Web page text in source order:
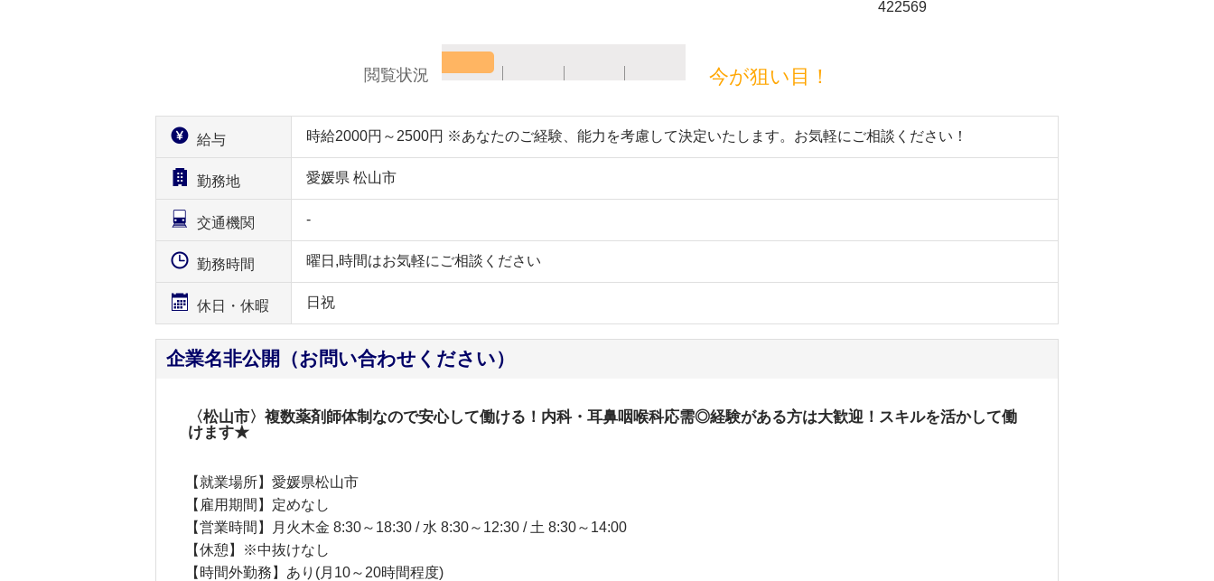
422569
閲覧状況 今が狙い目！
給与 時給2000円～2500円 ※あなたのご経験、能力を考慮して決定いたします。お気軽にご相談ください！
勤務地 愛媛県 松山市
交通機関 -
勤務時間 曜日,時間はお気軽にご相談ください
休日・休暇 日祝
企業名非公開（お問い合わせください）
〈松山市〉複数薬剤師体制なので安心して働ける！内科・耳鼻咽喉科応需◎経験がある方は大歓迎！スキルを活かして働
けます★
【就業場所】愛媛県松山市
【雇用期間】定めなし
【営業時間】月火木金 8:30～18:30 / 水 8:30～12:30 / 土 8:30～14:00
【休憩】※中抜けなし
【時間外勤務】あり(月10～20時間程度)